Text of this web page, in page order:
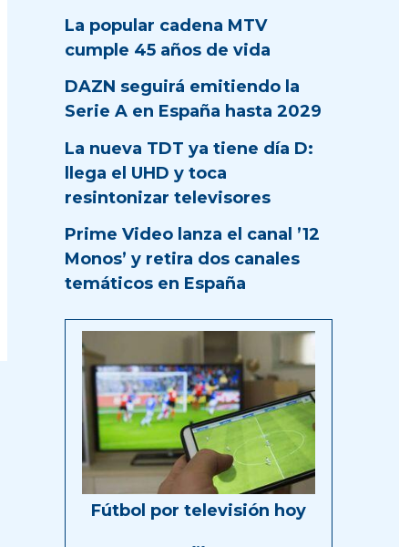
La popular cadena MTV
cumple 45 años de vida
DAZN seguirá emitiendo la
Serie A en España hasta 2029
La nueva TDT ya tiene día D:
llega el UHD y toca
resintonizar televisores
Prime Video lanza el canal ’12
Monos’ y retira dos canales
temáticos en España
Fútbol por televisión hoy